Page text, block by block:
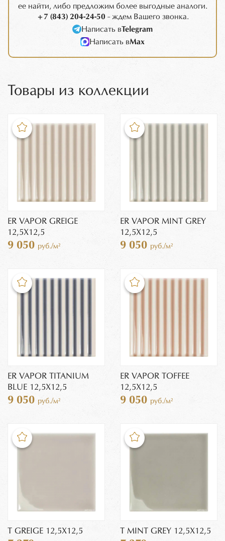
ее найти, либо предложим более выгодные аналоги.
+7 (843) 204-24-50 - ждем Вашего звонка.
Написать вTelegram
Написать вMax
Товары из коллекции
ER VAPOR GREIGE
12,5X12,5
9 050 руб./м²
ER VAPOR MINT GREY
12,5X12,5
9 050 руб./м²
ER VAPOR TITANIUM
BLUE 12,5X12,5
9 050 руб./м²
ER VAPOR TOFFEE
12,5X12,5
9 050 руб./м²
T GREIGE 12,5X12,5 T MINT GREY 12,5X12,5